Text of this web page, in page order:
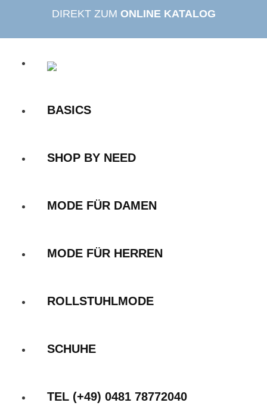
springen
DIREKT ZUM ONLINE KATALOG
BASICS
SHOP BY NEED
MODE FÜR DAMEN
MODE FÜR HERREN
ROLLSTUHLMODE
SCHUHE
TEL (+49) 0481 78772040